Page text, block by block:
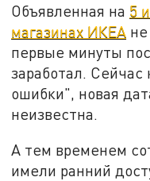
Объявленная на 5
магазинах ИКЕА
первые минуты
заработал. Сейчас
ошибки", новая
неизвестна.
А тем временем
имели ранний